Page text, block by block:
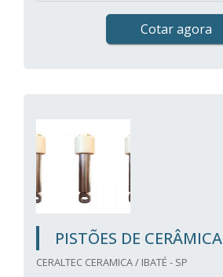
Cotar agora
PISTÕES DE CERÂMICA
CERALTEC CERAMICA / IBATÉ - SP